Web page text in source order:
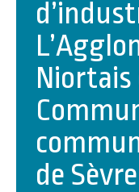
Niortais
de Sèvre